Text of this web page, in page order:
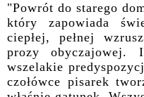
"Powrót do starego
który zapowiada
ciepłej, pełnej
prozy obyczajowej.
wszelakie
czołówce pisarek